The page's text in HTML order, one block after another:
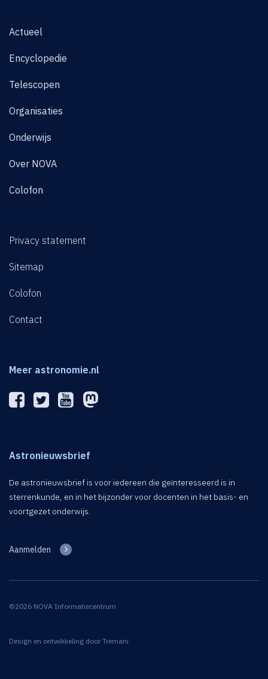
Actueel
Encyclopedie
Telescopen
Organisaties
Onderwijs
Over NOVA
Colofon
Privacy statement
Sitemap
Colofon
Contact
Meer astronomie.nl
Astronieuwsbrief
De astronieuwsbrief is voor iedereen die geïnteresseerd is in
sterrenkunde, en in het bijzonder voor docenten in het basis- en
voortgezet onderwijs.
Aanmelden
©2026 NOVA Informatiecentrum
Design en ontwikkeling door Tremani